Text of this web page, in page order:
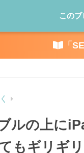
この
「
ルの上に
もギリギリ